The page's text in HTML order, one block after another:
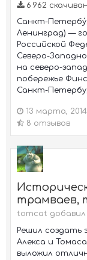
6 962
Санкт-
Ленинград) —
Российской
Северо-
на северо-
побережье
Санкт-
13 марта, 2014
8 отзывов
трамваев,
tomcat
Решил создать
Алекса и
выложил